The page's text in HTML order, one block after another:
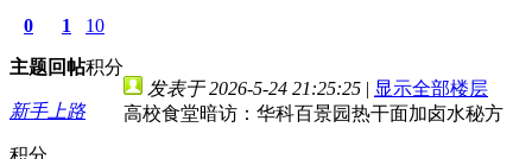
0
主题
1
回帖
10
积分
新手上路
积分
发表于 2026-5-24 21:25:25 | 显示全部楼层
高校食堂暗访：华科百景园热干面加卤水秘方